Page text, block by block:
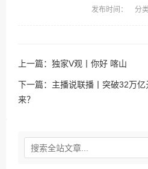
发布时间： 分
上一篇： 独家V观丨你好 喀山
下一篇： 主播说联播丨突破32万
来？